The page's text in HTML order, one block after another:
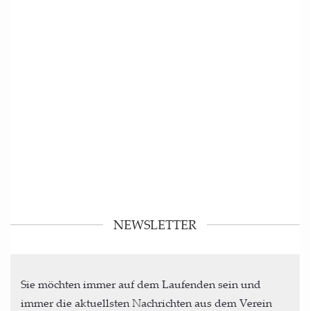
NEWSLETTER
Sie möchten immer auf dem Laufenden sein und
immer die aktuellsten Nachrichten aus dem Verein